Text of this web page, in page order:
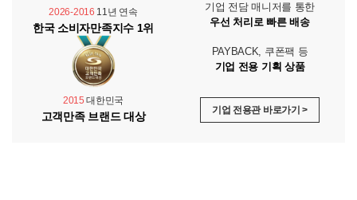
2026-2016 11년 연속
한국 소비자만족지수 1위
2015 대한민국
고객만족 브랜드 대상
기업 전담 매니저를 통한
우선 처리로 빠른 배송
PAYBACK, 쿠폰팩 등
기업 전용 기획 상품
기업 전용관 바로가기 >